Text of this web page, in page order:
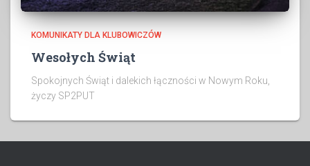
KOMUNIKATY DLA KLUBOWICZÓW
Wesołych Świąt
Spokojnych Świąt i dalekich łączności w Nowym Roku,
życzy SP2PUT